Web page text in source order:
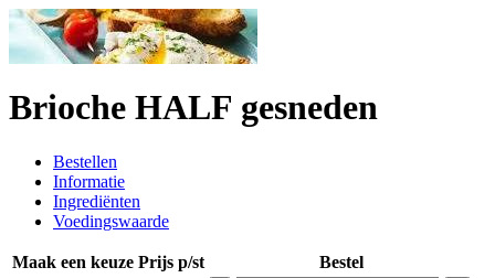
Brioche HALF gesneden
Bestellen
Informatie
Ingrediënten
Voedingswaarde
Maak een keuze Prijs p/st
Bestel